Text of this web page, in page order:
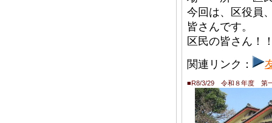
今回は、区役員
皆さんです。
区民の皆さん！
関連リンク：
■R8/3/29 令和８年度 第